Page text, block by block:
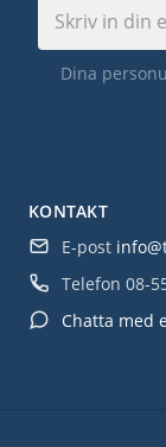
KONTAKT
E-post
Telefon 08-
Chatta med
Dina